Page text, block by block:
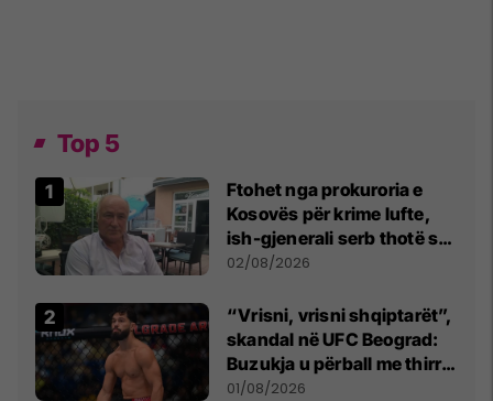
Top 5
Ftohet nga prokuroria e
Kosovës për krime lufte,
ish-gjenerali serb thotë se
dikush e tradhtoi në
02/08/2026
“Vrisni, vrisni shqiptarët”,
skandal në UFC Beograd:
Buzukja u përball me thirrje
anti-shqiptare nga
01/08/2026